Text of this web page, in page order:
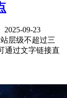
09-23
层级不超过三
通过文字链接直